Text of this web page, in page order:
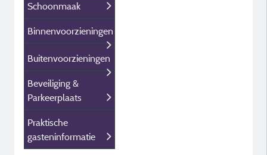
Schoonmaak
Binnenvoorzieningen
Buitenvoorzieningen
Beveiliging &
Parkeerplaats
Praktische
gasteninformatie